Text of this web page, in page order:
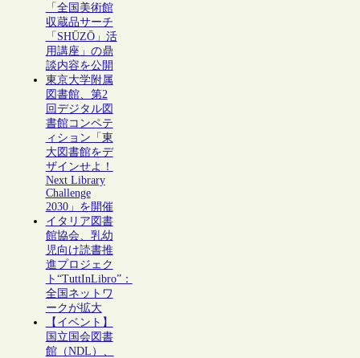
「全国美術館
収蔵品サーチ
「SHŪZŌ」活
用講座」の鼎
談内容を公開
東京大学附属
図書館、第2
回デジタル図
書館コンペテ
ィション「東
大図書館をデ
ザインせよ！
Next Library
Challenge
2030」を開催
イタリア図書
館協会、乳幼
児向け読書推
進プロジェク
ト“TuttInLibro”：
全国ネットワ
ークが拡大
【イベント】
国立国会図書
館（NDL）、